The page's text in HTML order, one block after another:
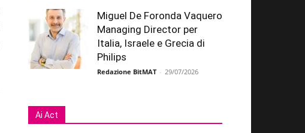
Miguel De Foronda Vaquero
Managing Director per
Italia, Israele e Grecia di
Philips
Redazione BitMAT - 29/07/2026
Ai Act